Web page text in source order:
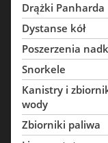
Drążki Panharda
Dystanse kół
Poszerzenia
Snorkele
Kanistry i
wody
Zbiorniki paliwa